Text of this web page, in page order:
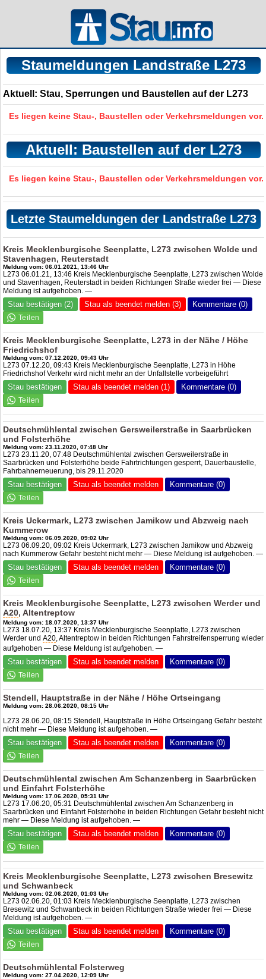
Staumeldungen Landstraße L273
Aktuell: Stau, Sperrungen und Baustellen auf der L273
Es liegen keine Stau-, Baustellen oder Verkehrsmeldungen vor.
Aktuell: Baustellen auf der L273
Es liegen keine Stau-, Baustellen oder Verkehrsmeldungen vor.
Letzte Staumeldungen der Landstraße L273
Kreis Mecklenburgische Seenplatte, L273 zwischen Wolde und
Stavenhagen, Reuterstadt
Meldung vom: 06.01.2021, 13:46 Uhr
L273 06.01.21, 13:46 Kreis Mecklenburgische Seenplatte, L273 zwischen Wolde
und Stavenhagen, Reuterstadt in beiden Richtungen Straße wieder frei — Diese
Meldung ist aufgehoben. —
Stau bestätigen (2) Stau als beendet melden (3) Kommentare (0)
Kreis Mecklenburgische Seenplatte, L273 in der Nähe / Höhe
Friedrichshof
Meldung vom: 07.12.2020, 09:43 Uhr
L273 07.12.20, 09:43 Kreis Mecklenburgische Seenplatte, L273 in Höhe
Friedrichshof Verkehr wird nicht mehr an der Unfallstelle vorbeigeführt
Stau bestätigen Stau als beendet melden (1) Kommentare (0)
Deutschmühlental zwischen Gersweilerstraße in Saarbrücken
und Folsterhöhe
Meldung vom: 23.11.2020, 07:48 Uhr
L273 23.11.20, 07:48 Deutschmühlental zwischen Gersweilerstraße in
Saarbrücken und Folsterhöhe beide Fahrtrichtungen gesperrt, Dauerbaustelle,
Fahrbahnerneuerung, bis 29.11.2020
Stau bestätigen Stau als beendet melden Kommentare (0)
Kreis Uckermark, L273 zwischen Jamikow und Abzweig nach
Kummerow
Meldung vom: 06.09.2020, 09:02 Uhr
L273 06.09.20, 09:02 Kreis Uckermark, L273 zwischen Jamikow und Abzweig
nach Kummerow Gefahr besteht nicht mehr — Diese Meldung ist aufgehoben. —
Stau bestätigen Stau als beendet melden Kommentare (0)
Kreis Mecklenburgische Seenplatte, L273 zwischen Werder und
A20, Altentreptow
Meldung vom: 18.07.2020, 13:37 Uhr
L273 18.07.20, 13:37 Kreis Mecklenburgische Seenplatte, L273 zwischen
Werder undA20, Altentreptow in beiden Richtungen Fahrstreifensperrung wieder
aufgehoben — Diese Meldung ist aufgehoben. —
Stau bestätigen Stau als beendet melden Kommentare (0)
Stendell, Hauptstraße in der Nähe / Höhe Ortseingang
Meldung vom: 28.06.2020, 08:15 Uhr
L273 28.06.20, 08:15 Stendell, Hauptstraße in Höhe Ortseingang Gefahr besteht
nicht mehr — Diese Meldung ist aufgehoben. —
Stau bestätigen Stau als beendet melden Kommentare (0)
Deutschmühlental zwischen Am Schanzenberg in Saarbrücken
und Einfahrt Folsterhöhe
Meldung vom: 17.06.2020, 05:31 Uhr
L273 17.06.20, 05:31 Deutschmühlental zwischen Am Schanzenberg in
Saarbrücken und Einfahrt Folsterhöhe in beiden Richtungen Gefahr besteht nicht
mehr — Diese Meldung ist aufgehoben. —
Stau bestätigen Stau als beendet melden Kommentare (0)
Kreis Mecklenburgische Seenplatte, L273 zwischen Bresewitz
und Schwanbeck
Meldung vom: 02.06.2020, 01:03 Uhr
L273 02.06.20, 01:03 Kreis Mecklenburgische Seenplatte, L273 zwischen
Bresewitz und Schwanbeck in beiden Richtungen Straße wieder frei — Diese
Meldung ist aufgehoben. —
Stau bestätigen Stau als beendet melden Kommentare (0)
Deutschmühlental Folsterweg
Meldung vom: 27.04.2020, 12:09 Uhr